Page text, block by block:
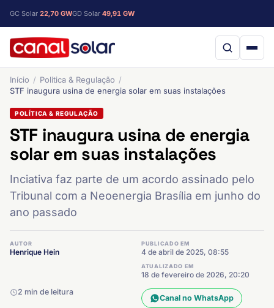
GC Solar 22,70 GWGD Solar 49,91 GW
Início
Política & Regulação
STF inaugura usina de energia solar em suas instalações
POLÍTICA & REGULAÇÃO
STF inaugura usina de energia
solar em suas instalações
Inciativa faz parte de um acordo assinado pelo
Tribunal com a Neoenergia Brasília em junho do
ano passado
AUTOR
Henrique Hein
PUBLICADO EM
4 de abril de 2025, 08:55
ATUALIZADO EM
18 de fevereiro de 2026, 20:20
2 min de leitura
Canal no WhatsApp